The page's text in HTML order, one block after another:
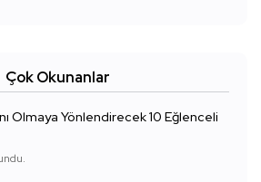
Çok Okunanlar
Olmaya Yönlendirecek 10 Eğlenceli